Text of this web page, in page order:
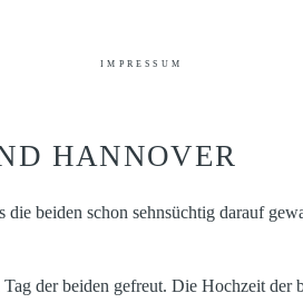
IMPRESSUM
HANNOVER
beiden schon sehnsüchtig darauf
der beiden gefreut. Die Hochzeit der